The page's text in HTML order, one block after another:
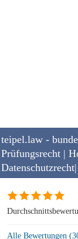
teipel.law -
Prüfungsrecht |
Alle Bewertungen